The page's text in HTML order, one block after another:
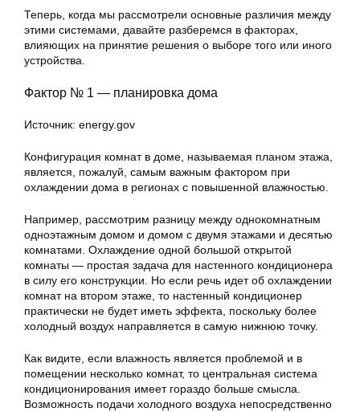
Теперь, когда мы рассмотрели основные различия между
этими системами, давайте разберемся в факторах,
влияющих на принятие решения о выборе того или иного
устройства.
Фактор № 1 — планировка дома
Источник: energy.gov
Конфигурация комнат в доме, называемая планом этажа,
является, пожалуй, самым важным фактором при
охлаждении дома в регионах с повышенной влажностью.
Например, рассмотрим разницу между однокомнатным
одноэтажным домом и домом с двумя этажами и десятью
комнатами. Охлаждение одной большой открытой
комнаты — простая задача для настенного кондиционера
в силу его конструкции. Но если речь идет об охлаждении
комнат на втором этаже, то настенный кондиционер
практически не будет иметь эффекта, поскольку более
холодный воздух направляется в самую нижнюю точку.
Как видите, если влажность является проблемой и в
помещении несколько комнат, то центральная система
кондиционирования имеет гораздо больше смысла.
Возможность подачи холодного воздуха непосредственно